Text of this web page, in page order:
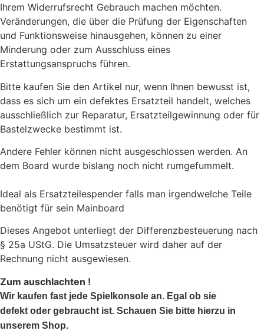
Ihrem Widerrufsrecht Gebrauch machen möchten.
Veränderungen, die über die Prüfung der Eigenschaften
und Funktionsweise hinausgehen, können zu einer
Minderung oder zum Ausschluss eines
Erstattungsanspruchs führen.
Bitte kaufen Sie den Artikel nur, wenn Ihnen bewusst ist,
dass es sich um ein defektes Ersatzteil handelt, welches
ausschließlich zur Reparatur, Ersatzteilgewinnung oder für
Bastelzwecke bestimmt ist.
Andere Fehler können nicht ausgeschlossen werden. An
dem Board wurde bislang noch nicht rumgefummelt.
Ideal als Ersatzteilespender falls man irgendwelche Teile
benötigt für sein Mainboard
Dieses Angebot unterliegt der Differenzbesteuerung nach
§ 25a UStG. Die Umsatzsteuer wird daher auf der
Rechnung nicht ausgewiesen.
Zum auschlachten !
Wir kaufen fast jede Spielkonsole an. Egal ob sie
defekt oder gebraucht ist. Schauen Sie bitte hierzu in
unserem Shop.